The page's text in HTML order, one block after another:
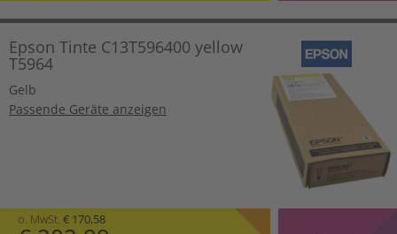
Epson Tinte C13T596400 yellow
T5964
Gelb
Passende Geräte anzeigen
o. MwSt. € 170,58